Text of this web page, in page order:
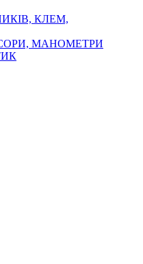
КЛЕМ,
МАНОМЕТРИ